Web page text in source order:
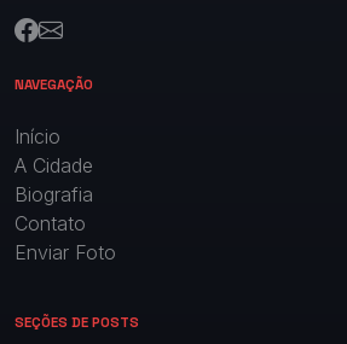
NAVEGAÇÃO
Início
A Cidade
Biografia
Contato
Enviar Foto
SEÇÕES DE POSTS